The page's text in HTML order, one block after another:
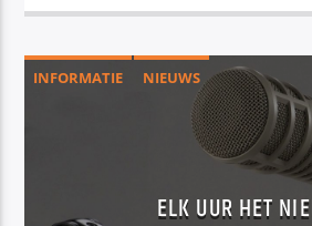
INFORMATIE NIEUWS
ELK UUR HET